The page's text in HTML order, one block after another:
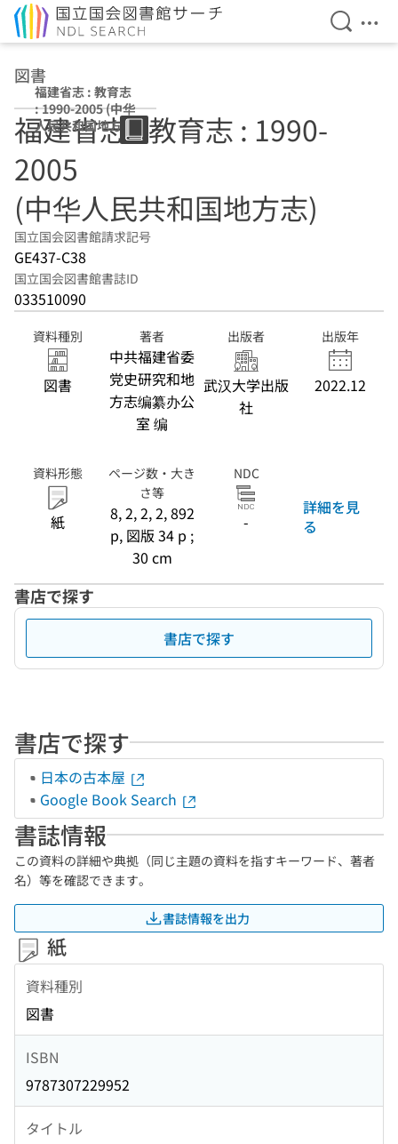
検索を
メ
図書
福建省志 : 教育志
: 1990-2005 (中华
人民共和国地方
志)
福建省志 : 教育志 : 1990-
2005
(中华人民共和国地方志)
国立国会図書館請求記号
GE437-C38
国立国会図書館書誌ID
033510090
資料種別
図書
著者
中共福建省委
党史研究和地
方志编纂办公
室 编
出版者
武汉大学出版
社
出版年
2022.12
資料形態
紙
ページ数・大き
さ等
8, 2, 2, 2, 892
p, 図版 34 p ;
30 cm
NDC
-
詳細を見
る
書店で探す
書店で探す
書店で探す
日本の古本屋
Google Book Search
書誌情報
この資料の詳細や典拠（同じ主題の資料を指すキーワード、著者
名）等を確認できます。
書誌情報を出力
紙
資料種別
図書
ISBN
9787307229952
タイトル